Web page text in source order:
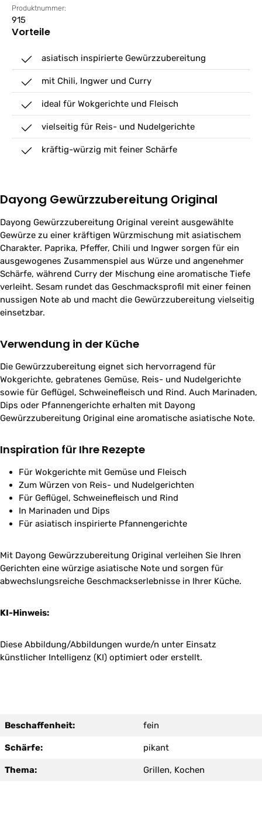
Produktnummer:
915
Vorteile
asiatisch inspirierte Gewürzzubereitung
mit Chili, Ingwer und Curry
ideal für Wokgerichte und Fleisch
vielseitig für Reis- und Nudelgerichte
kräftig-würzig mit feiner Schärfe
Dayong Gewürzzubereitung Original
Dayong Gewürzzubereitung Original vereint ausgewählte
Gewürze zu einer kräftigen Würzmischung mit asiatischem
Charakter. Paprika, Pfeffer, Chili und Ingwer sorgen für ein
ausgewogenes Zusammenspiel aus Würze und angenehmer
Schärfe, während Curry der Mischung eine aromatische Tiefe
verleiht. Sesam rundet das Geschmacksprofil mit einer feinen
nussigen Note ab und macht die Gewürzzubereitung vielseitig
einsetzbar.
Verwendung in der Küche
Die Gewürzzubereitung eignet sich hervorragend für
Wokgerichte, gebratenes Gemüse, Reis- und Nudelgerichte
sowie für Geflügel, Schweinefleisch und Rind. Auch Marinaden,
Dips oder Pfannengerichte erhalten mit Dayong
Gewürzzubereitung Original eine aromatische asiatische Note.
Inspiration für Ihre Rezepte
Für Wokgerichte mit Gemüse und Fleisch
Zum Würzen von Reis- und Nudelgerichten
Für Geflügel, Schweinefleisch und Rind
In Marinaden und Dips
Für asiatisch inspirierte Pfannengerichte
Mit Dayong Gewürzzubereitung Original verleihen Sie Ihren
Gerichten eine würzige asiatische Note und sorgen für
abwechslungsreiche Geschmackserlebnisse in Ihrer Küche.
KI-Hinweis:
Diese Abbildung/Abbildungen wurde/n unter Einsatz
künstlicher Intelligenz (KI) optimiert oder erstellt.
Beschaffenheit: fein
Schärfe: pikant
Thema: Grillen, Kochen